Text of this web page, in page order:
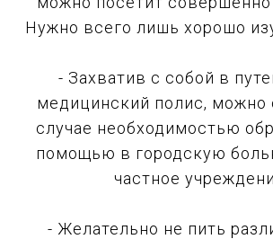
Нужно всего лишь хорошо
- Захватив с собой в
медицинский полис, можно
случае необходимостью
помощью в городскую
частное
- Желательно не пить